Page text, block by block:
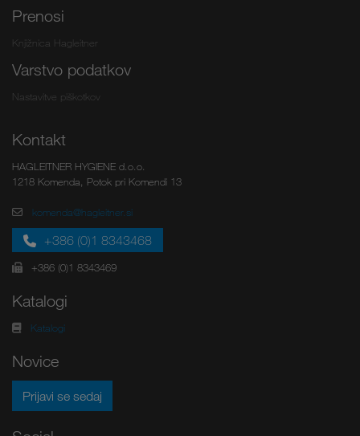
Prenosi
Knjižnica Hagleitner
Varstvo podatkov
Nastavitve piškotkov
Kontakt
HAGLEITNER HYGIENE d.o.o.
1218 Komenda, Potok pri Komendi 13
komenda@hagleitner.si
+386 (0)1 8343468
+386 (0)1 8343469
Katalogi
Katalogi
Novice
Prijavi se sedaj